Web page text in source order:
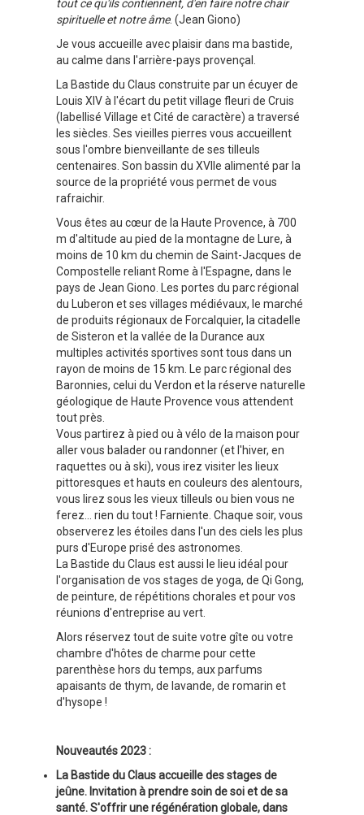
tout ce qu'ils contiennent, d'en faire notre chair
spirituelle et notre âme. (Jean Giono)
Je vous accueille avec plaisir dans ma bastide,
au calme dans l'arrière-pays provençal.
La Bastide du Claus construite par un écuyer de
Louis XIV à l'écart du petit village fleuri de Cruis
(labellisé Village et Cité de caractère) a traversé
les siècles. Ses vieilles pierres vous accueillent
sous l'ombre bienveillante de ses tilleuls
centenaires. Son bassin du XVIIe alimenté par la
source de la propriété vous permet de vous
rafraichir.
Vous êtes au cœur de la Haute Provence, à 700
m d'altitude au pied de la montagne de Lure, à
moins de 10 km du chemin de Saint-Jacques de
Compostelle reliant Rome à l'Espagne, dans le
pays de Jean Giono. Les portes du parc régional
du Luberon et ses villages médiévaux, le marché
de produits régionaux de Forcalquier, la citadelle
de Sisteron et la vallée de la Durance aux
multiples activités sportives sont tous dans un
rayon de moins de 15 km. Le parc régional des
Baronnies, celui du Verdon et la réserve naturelle
géologique de Haute Provence vous attendent
tout près.
Vous partirez à pied ou à vélo de la maison pour
aller vous balader ou randonner (et l'hiver, en
raquettes ou à ski), vous irez visiter les lieux
pittoresques et hauts en couleurs des alentours,
vous lirez sous les vieux tilleuls ou bien vous ne
ferez... rien du tout ! Farniente. Chaque soir, vous
observerez les étoiles dans l'un des ciels les plus
purs d'Europe prisé des astronomes.
La Bastide du Claus est aussi le lieu idéal pour
l'organisation de vos stages de yoga, de Qi Gong,
de peinture, de répétitions chorales et pour vos
réunions d'entreprise au vert.
Alors réservez tout de suite votre gîte ou votre
chambre d'hôtes de charme pour cette
parenthèse hors du temps, aux parfums
apaisants de thym, de lavande, de romarin et
d'hysope !
Nouveautés 2023 :
La Bastide du Claus accueille des stages de
jeûne. Invitation à prendre soin de soi et de sa
santé. S'offrir une régénération globale, dans